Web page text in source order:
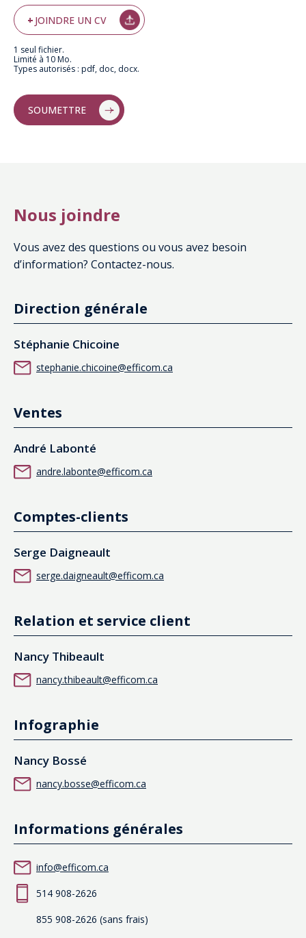
Joindre
un
cv
JOINDRE UN CV
1 seul fichier.
Limité à 10 Mo.
Types autorisés : pdf, doc, docx.
Nous joindre
Vous avez des questions ou vous avez besoin
d’information? Contactez-nous.
Direction générale
Stéphanie Chicoine
stephanie.chicoine@efficom.ca
Ventes
André Labonté
andre.labonte@efficom.ca
Comptes-clients
Serge Daigneault
serge.daigneault@efficom.ca
Relation et service client
Nancy Thibeault
nancy.thibeault@efficom.ca
Infographie
Nancy Bossé
nancy.bosse@efficom.ca
Informations générales
info@efficom.ca
514 908-2626
855 908-2626 (sans frais)